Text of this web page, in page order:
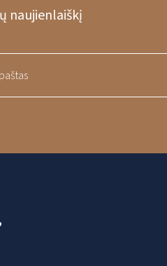
naujienlaiškį